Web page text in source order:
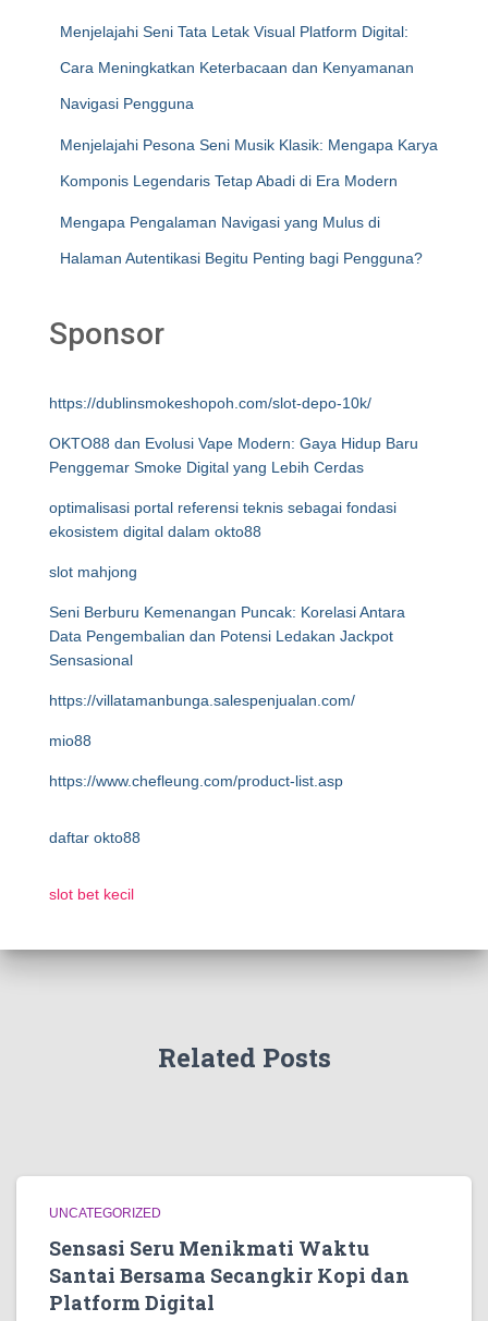
Menjelajahi Seni Tata Letak Visual Platform Digital:
Cara Meningkatkan Keterbacaan dan Kenyamanan
Navigasi Pengguna
Menjelajahi Pesona Seni Musik Klasik: Mengapa Karya
Komponis Legendaris Tetap Abadi di Era Modern
Mengapa Pengalaman Navigasi yang Mulus di
Halaman Autentikasi Begitu Penting bagi Pengguna?
Sponsor
https://dublinsmokeshopoh.com/slot-depo-10k/
OKTO88 dan Evolusi Vape Modern: Gaya Hidup Baru
Penggemar Smoke Digital yang Lebih Cerdas
optimalisasi portal referensi teknis sebagai fondasi
ekosistem digital dalam okto88
slot mahjong
Seni Berburu Kemenangan Puncak: Korelasi Antara
Data Pengembalian dan Potensi Ledakan Jackpot
Sensasional
https://villatamanbunga.salespenjualan.com/
mio88
https://www.chefleung.com/product-list.asp
daftar okto88
slot bet kecil
Related Posts
UNCATEGORIZED
Sensasi Seru Menikmati Waktu
Santai Bersama Secangkir Kopi dan
Platform Digital